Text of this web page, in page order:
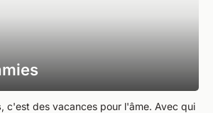
, c'est des vacances pour l'âme. Avec qui